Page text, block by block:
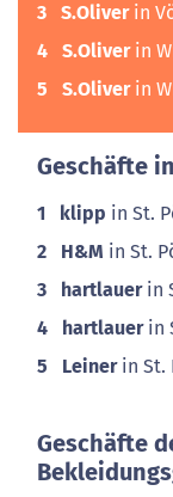
3 S.Oliverin
4 S.Oliverin
5 S.Oliverin
Geschäfte
1 klipp in St.
2 H&M in St.
3 hartlauerin
4 hartlauerin
5 Leinerin St.
Geschäfte